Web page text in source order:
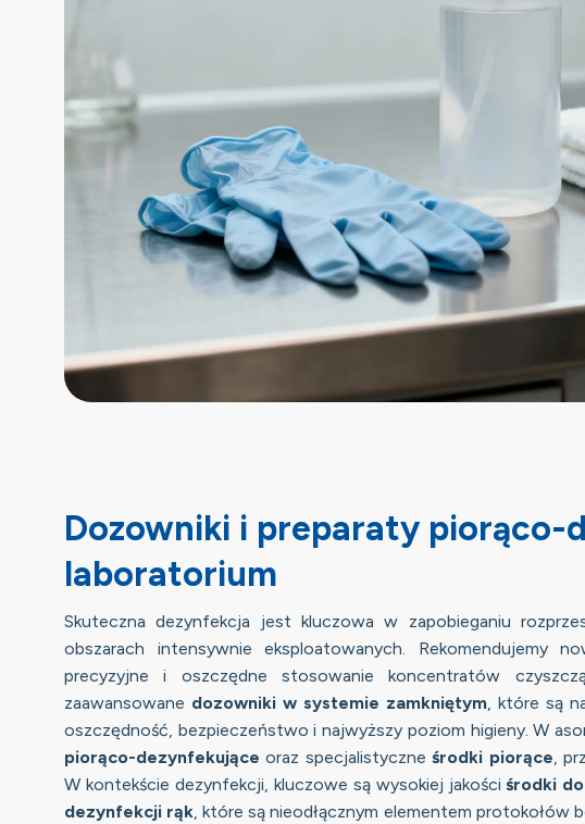
Dozowniki i preparaty piorąco-
laboratorium
Skuteczna dezynfekcja jest kluczowa w zapobieganiu
obszarach intensywnie eksploatowanych. Rekomendujemy
precyzyjne i oszczędne stosowanie koncentratów
zaawansowane dozowniki w systemie zamkniętym, które są
oszczędność, bezpieczeństwo i najwyższy poziom higieny. W
piorąco-dezynfekujące oraz specjalistyczneśrodki piorące,
W kontekście dezynfekcji, kluczowe są wysokiej jakościśrodki
dezynfekcji rąk, które są nieodłącznym elementem protokołów